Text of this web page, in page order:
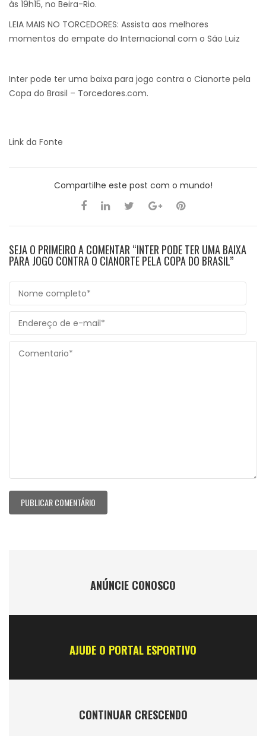
às 19h15, no Beira-Rio.
LEIA MAIS NO TORCEDORES: Assista aos melhores
momentos do empate do Internacional com o São Luiz
Inter pode ter uma baixa para jogo contra o Cianorte pela
Copa do Brasil – Torcedores.com.
Link da Fonte
Compartilhe este post com o mundo!
SEJA O PRIMEIRO A COMENTAR “INTER PODE TER UMA BAIXA
PARA JOGO CONTRA O CIANORTE PELA COPA DO BRASIL”
ANÚNCIE CONOSCO
AJUDE O PORTAL ESPORTIVO
CONTINUAR CRESCENDO